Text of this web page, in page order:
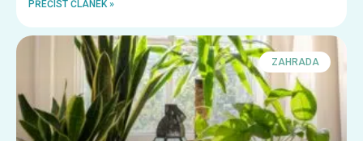
PŘEČÍST ČLÁNEK »
ZAHRADA